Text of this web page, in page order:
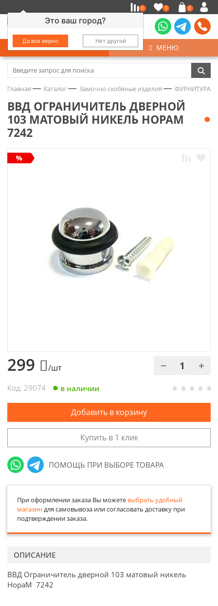
Это ваш город?
Да все верно Нет другой
0 0 0
КАТАЛОГ МЕНЮ
Замочно-скобяные изделия
Колеса
Электроды и проволока
Главная Каталог Замочно-скобяные изделия ФУРНИТУРА
ВВД ОГРАНИЧИТЕЛЬ ДВЕРНОЙ
103 МАТОВЫЙ НИКЕЛЬ НОРАМ
7242
299 /шт
Код: 29074 в наличии
Добавить в корзину
Купить в 1 клик
ПОМОЩЬ ПРИ ВЫБОРЕ ТОВАРА
При оформлении заказа Вы можете выбрать удобный
магазиндля самовывоза или согласовать доставку при
подтверждении заказа.
ОПИСАНИЕ
ВВД Ограничитель дверной 103 матовый никель
НораМ 7242